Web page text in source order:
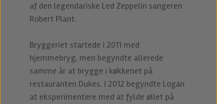
af den legendariske Led Zeppelin sangeren
Robert Plant.
Bryggeriet startede i 2011 med
hjemmebryg, men begyndte allerede
samme år at brygge i køkkenet på
restauranten Dukes. I 2012 begyndte Logan
at eksperimentere med at fylde øllet på